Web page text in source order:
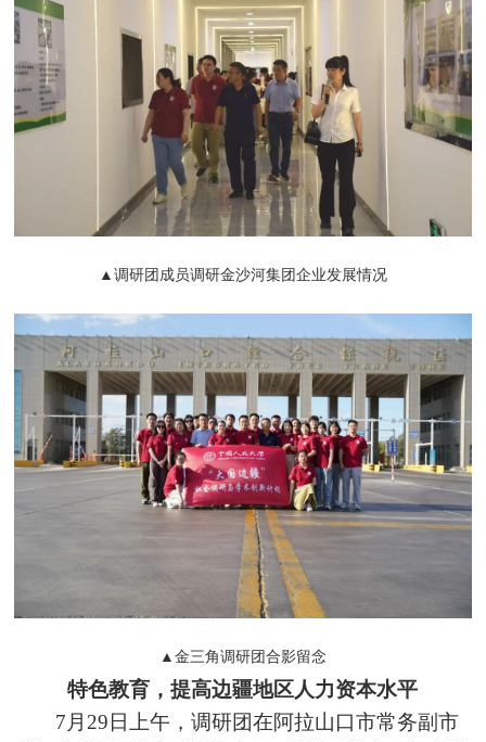
▲调研团成员调研金沙河集团企业发展情况
▲金三角调研团合影留念
特色教育，提高边疆地区人力资本水平
7月29日上午，调研团在阿拉山口市常务副市